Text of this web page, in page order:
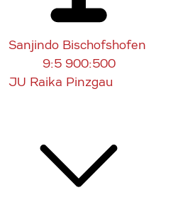
Sanjindo Bischofshofen
9:5 900:500
JU Raika Pinzgau